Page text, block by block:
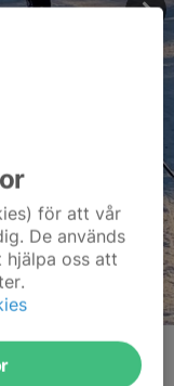
för att vår
De används
hjälpa oss att